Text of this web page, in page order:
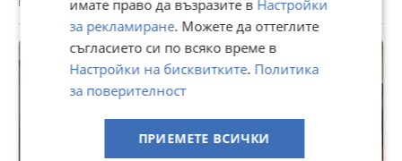
имате право да възразите в Настройки
за рекламиране. Можете да оттеглите
съгласието си по всяко време в
Настройки на бисквитките. Политика
за поверителност
ПРИЕМЕТЕ ВСИЧКИ